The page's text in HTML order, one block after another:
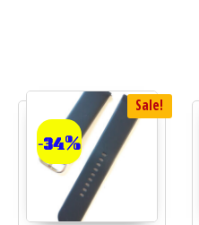
Sale!
-34%